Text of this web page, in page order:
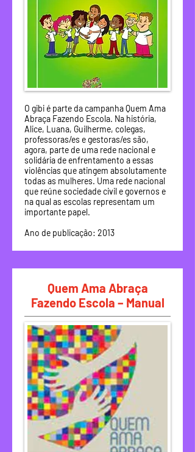
O gibi é parte da campanha Quem Ama
Abraça Fazendo Escola. Na história,
Alice, Luana, Guilherme, colegas,
professoras/es e gestoras/es são,
agora, parte de uma rede nacional e
solidária de enfrentamento a essas
violências que atingem absolutamente
todas as mulheres. Uma rede nacional
que reúne sociedade civil e governos e
na qual as escolas representam um
importante papel.
Ano de publicação: 2013
Quem Ama Abraça
Fazendo Escola – Manual